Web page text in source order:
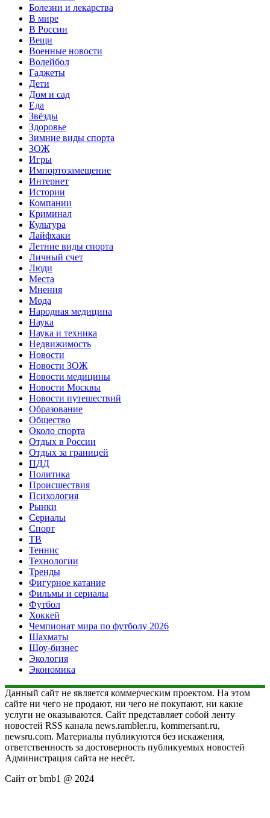
Болезни и лекарства
В мире
В России
Вещи
Военные новости
Волейбол
Гаджеты
Дети
Дом и сад
Еда
Звёзды
Здоровье
Зимние виды спорта
ЗОЖ
Игры
Импортозамещение
Интернет
Истории
Компании
Криминал
Культура
Лайфхаки
Летние виды спорта
Личный счет
Люди
Места
Мнения
Мода
Народная медицина
Наука
Наука и техника
Недвижимость
Новости
Новости ЗОЖ
Новости медицины
Новости Москвы
Новости путешествий
Образование
Общество
Около спорта
Отдых в России
Отдых за границей
ПДД
Политика
Происшествия
Психология
Рынки
Сериалы
Спорт
ТВ
Теннис
Технологии
Тренды
Фигурное катание
Фильмы и сериалы
Футбол
Хоккей
Чемпионат мира по футболу 2026
Шахматы
Шоу-бизнес
Экология
Экономика
Данный сайт не является коммерческим проектом. На этом
сайте ни чего не продают, ни чего не покупают, ни какие
услуги не оказываются. Сайт представляет собой ленту
новостей RSS канала news.rambler.ru, kommersant.ru,
newsru.com. Материалы публикуются без искажения,
ответственность за достоверность публикуемых новостей
Администрация сайта не несёт.
Сайт от bmb1 @ 2024